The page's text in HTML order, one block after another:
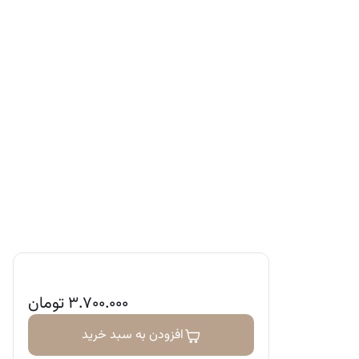
۳.۷۰۰.۰۰۰تومان
افزودن به سبد خرید